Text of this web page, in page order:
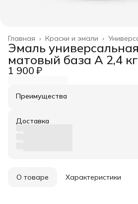
Краски и эмали ›
Главная ›
Эмаль
матовый база А 2,4 кг
1 900 ₽
Преимущества
Оплата частями в Сплит
Удобный возврат
Доставка
О товаре Характеристики